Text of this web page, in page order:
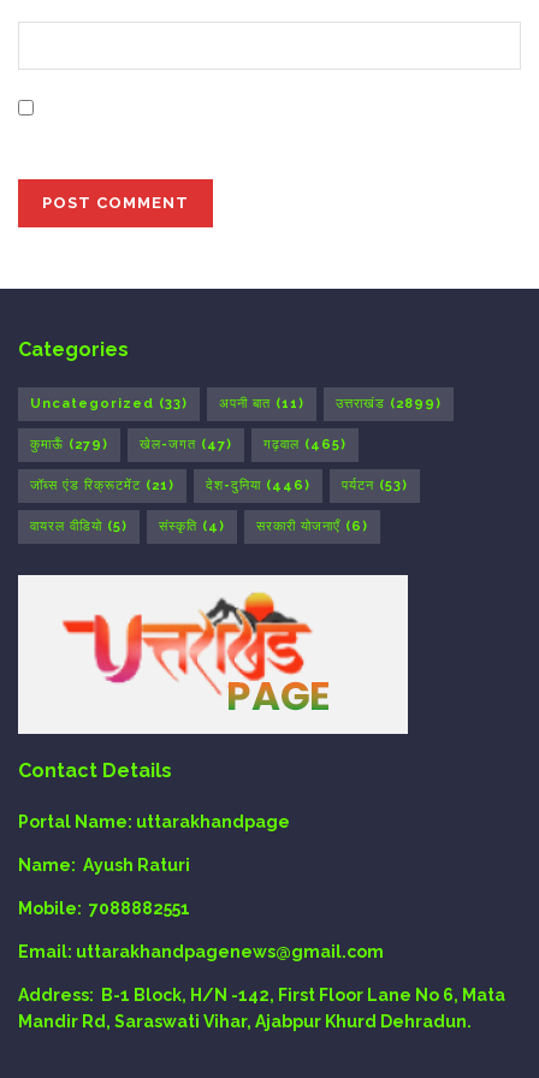
Categories
Uncategorized (33) अपनी बात (11) उत्तराखंड (2899)
कुमाऊँ (279) खेल-जगत (47) गढ़वाल (465)
जॉब्स एंड रिक्रूटमेंट (21) देश-दुनिया (446) पर्यटन (53)
वायरल वीडियो (5) संस्कृति (4) सरकारी योजनाएँ (6)
Contact Details
Portal Name: uttarakhandpage
Name: Ayush Raturi
Mobile: 7088882551
Email: uttarakhandpagenews@gmail.com
Address:
B-1 Block, H/N -142, First Floor Lane No 6, Mata
Mandir Rd, Saraswati Vihar, Ajabpur Khurd Dehradun.